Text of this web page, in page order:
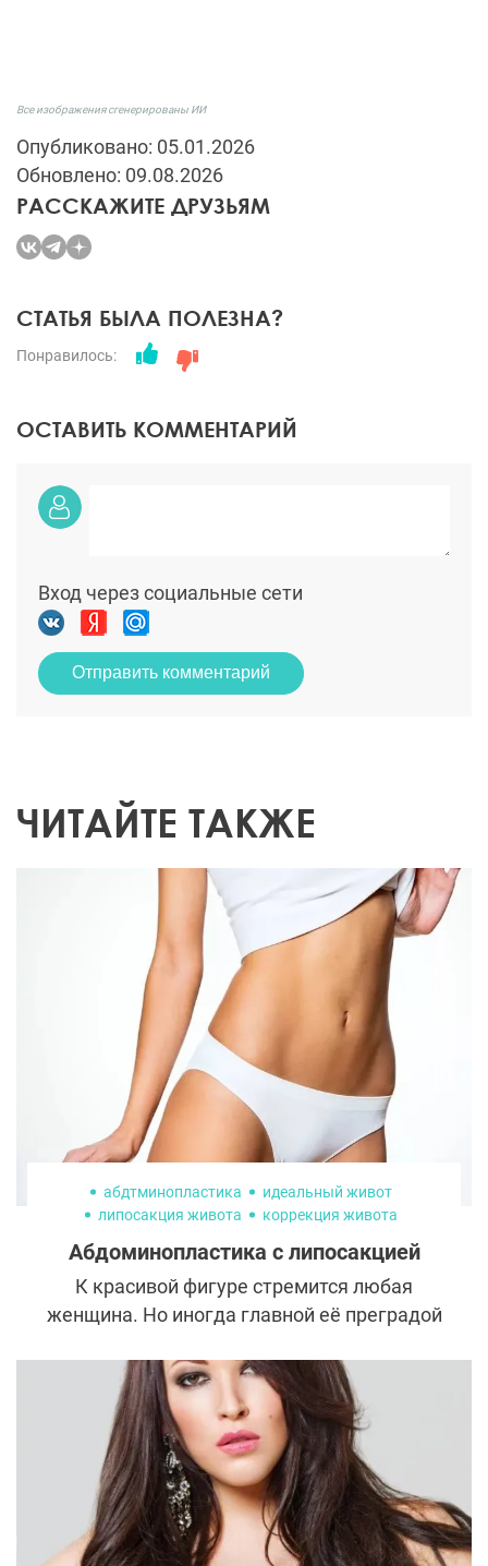
Все изображения сгенерированы ИИ
Опубликовано: 05.01.2026
Обновлено: 09.08.2026
РАССКАЖИТЕ ДРУЗЬЯМ
СТАТЬЯ БЫЛА ПОЛЕЗНА?
Понравилось:
ОСТАВИТЬ КОММЕНТАРИЙ
Вход через социальные сети
Отправить комментарий
ЧИТАЙТЕ ТАКЖЕ
абдтминопластика
идеальный живот
липосакция живота
коррекция живота
Абдоминопластика с липосакцией
К красивой фигуре стремится любая
женщина. Но иногда главной её преградой
некрасивый обвисший живот. Некоторым
удается устранить проблему благодаря
регулярным занятиям спортом и
правильному питанию. Однако бывают
случаи, когда вмешательство
пластического хирурга просто необходимо.
Многие боятся сделать этот шаг, так как